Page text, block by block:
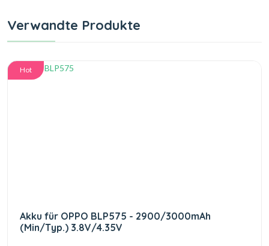
Verwandte Produkte
Hot
Akku für OPPO BLP575 - 2900/3000mAh
(Min/Typ.) 3.8V/4.35V